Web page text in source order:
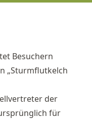
Be­su­chern
„Sturm­flut­kelch
der
für